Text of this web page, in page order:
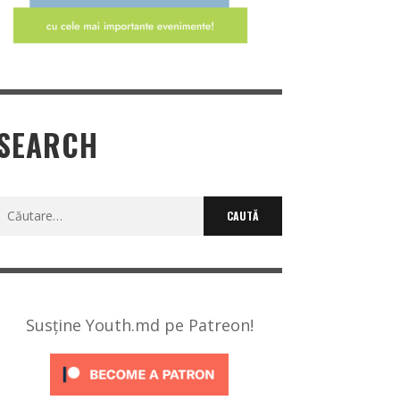
Susține Youth.md pe Patreon!